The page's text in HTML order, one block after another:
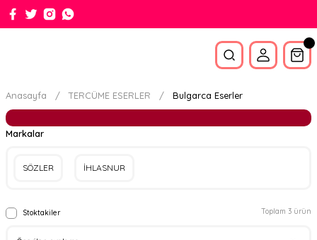
Anasayfa TERCÜME ESERLER Bulgarca Eserler
Markalar
SÖZLER İHLASNUR
Stoktakiler Toplam 3 ürün